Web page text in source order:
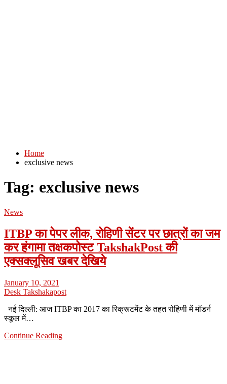
Home
exclusive news
Tag: exclusive news
News
ITBP का पेपर लीक, रोहिणी सेंटर पर छात्रों का जम
कर हंगामा तक्षकपोस्ट TakshakPost की
एक्सक्लूसिव खबर देखिये
January 10, 2021
Desk Takshakapost
नई दिल्ली: आज ITBP का 2017 का रिक्रूटमेंट के तहत रोहिणी में मॉडर्न
स्कूल में…
Continue Reading